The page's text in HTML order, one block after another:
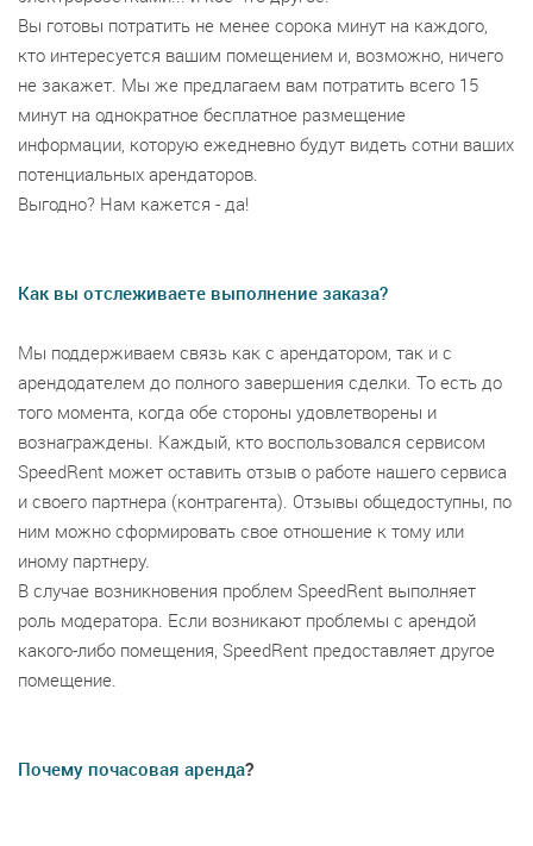
Вы готовы потратить не менее сорока минут на каждого,
кто интересуется вашим помещением и, возможно, ничего
не закажет. Мы же предлагаем вам потратить всего 15
минут на однократное бесплатное размещение
информации, которую ежедневно будут видеть сотни ваших
потенциальных арендаторов.
Выгодно? Нам кажется - да!
Как вы отслеживаете выполнение заказа?
Мы поддерживаем связь как с арендатором, так и с
арендодателем до полного завершения сделки. То есть до
того момента, когда обе стороны удовлетворены и
вознаграждены. Каждый, кто воспользовался сервисом
SpeedRent может оставить отзыв о работе нашего сервиса
и своего партнера (контрагента). Отзывы общедоступны, по
ним можно сформировать свое отношение к тому или
иному партнеру.
В случае возникновения проблем SpeedRent выполняет
роль модератора. Если возникают проблемы с арендой
какого-либо помещения, SpeedRent предоставляет другое
помещение.
Почему почасовая аренда?